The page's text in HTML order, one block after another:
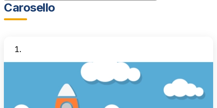
Carosello